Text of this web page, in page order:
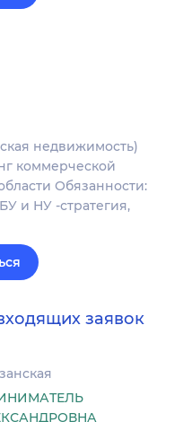
недвижимость)
коммерческой
Обязанности:
и НУ -стратегия,
заявок